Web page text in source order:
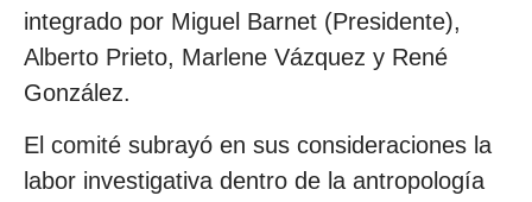
integrado por Miguel Barnet (Presidente),
Alberto Prieto, Marlene Vázquez y René
González.
El comité subrayó en sus consideraciones la
labor investigativa dentro de la antropología